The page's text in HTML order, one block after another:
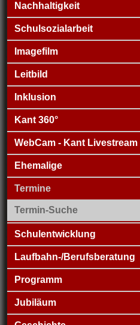
Nachhaltigkeit
Schulsozialarbeit
Imagefilm
Leitbild
Inklusion
Kant 360°
WebCam - Kant Livestream
Ehemalige
Termine
Termin-Suche
Schulentwicklung
Laufbahn-/Berufsberatung
Programm
Jubiläum